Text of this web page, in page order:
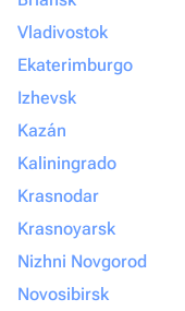
Vladivostok
Ekaterimburgo
Izhevsk
Kazán
Kaliningrado
Krasnodar
Krasnoyarsk
Nizhni Novgorod
Novosibirsk